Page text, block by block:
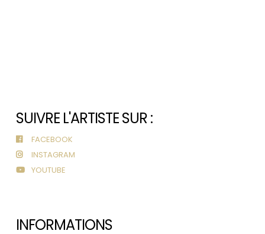
SUIVRE L'ARTISTE SUR :
FACEBOOK
INSTAGRAM
YOUTUBE
INFORMATIONS